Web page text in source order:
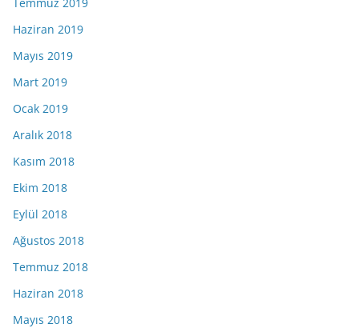
Haziran 2019
Mayıs 2019
Mart 2019
Ocak 2019
Aralık 2018
Kasım 2018
Ekim 2018
Eylül 2018
Ağustos 2018
Temmuz 2018
Haziran 2018
Mayıs 2018